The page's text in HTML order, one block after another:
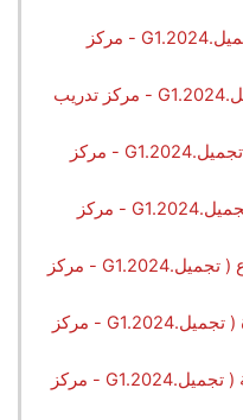
نجاح محمد عودة رباع ( تجميل.G1.2024 - مركز
نداء مطر نصر اعبيد ( تجميل.G1.2024 - مركز تدريب
ندام احمد موسى هريني ( تجميل.G1.2024 - مركز
نورة فايز موسى مسلم ( تجميل.G1.2024 - مركز
نيفين محمد عوض الله رباع ( تجميل.G1.2024 - مركز
هاجر إبراهيم خليل مخامرة ( تجميل.G1.2024 - مركز
وردة إبراهيم حسين دبابسة ( تجميل.G1.2024 - مركز